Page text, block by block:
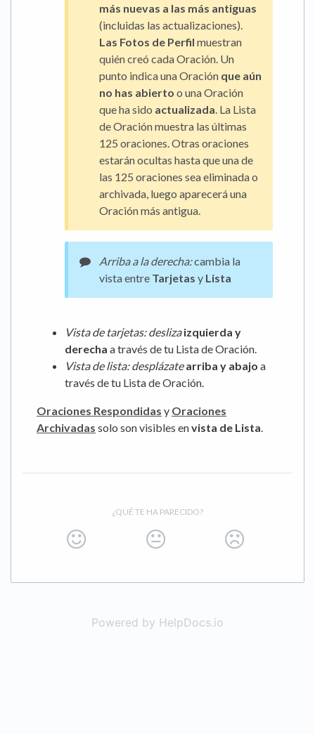
más nuevas a las más antiguas
(incluidas las actualizaciones).
Las Fotos de Perfil muestran
quién creó cada Oración. Un
punto indica una Oración que aún
no has abierto o una Oración
que ha sido actualizada. La Lista
de Oración muestra las últimas
125 oraciones. Otras oraciones
estarán ocultas hasta que una de
las 125 oraciones sea eliminada o
archivada, luego aparecerá una
Oración más antigua.
Arriba a la derecha:cambia la
vista entre Tarjetas y Lista
Vista de tarjetas: desliza izquierda y
derecha a través de tu Lista de Oración.
Vista de lista: desplázate arriba y abajo a
través de tu Lista de Oración.
Oraciones Respondidas y Oraciones
Archivadas solo son visibles envista de Lista
¿QUÉ TE HA PARECIDO?
Powered by HelpDocs.io